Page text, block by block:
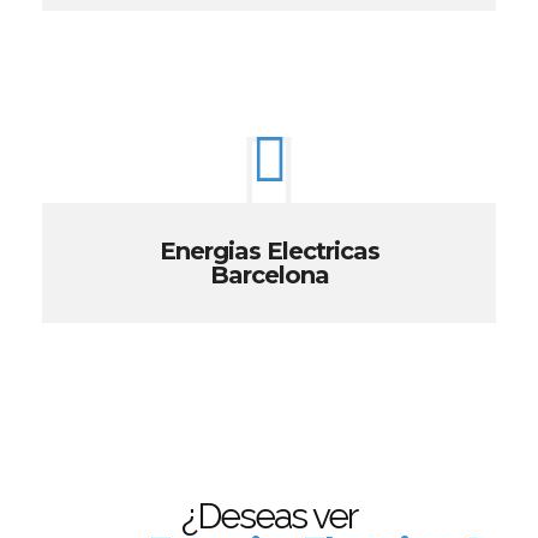
Energias Electricas
Barcelona
¿Deseas ver